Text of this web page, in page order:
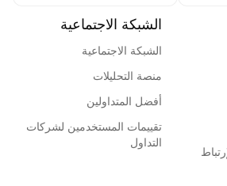
الشبكة الاجتماعية
الشبكة الاجتماعية
منصة التحليلات
أفضل المتداولين
تقييمات المستخدمين لشركات
التداول